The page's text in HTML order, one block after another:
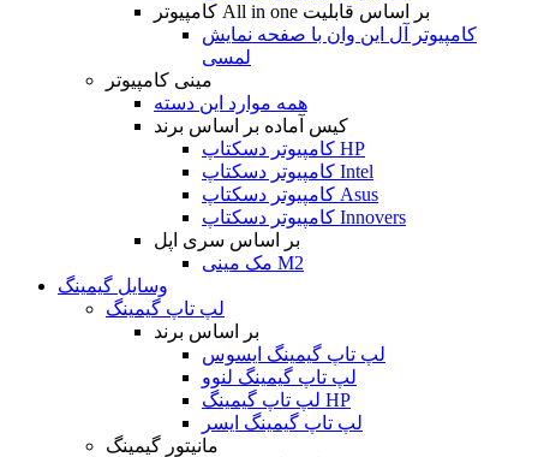
کامپیوتر All in one بر اساس قابلیت
کامپیوتر آل این وان با صفحه نمایش
لمسی
مینی کامپیوتر
همه موارد این دسته
کیس آماده بر اساس برند
کامپیوتر دسکتاپ HP
کامپیوتر دسکتاپ Intel
کامپیوتر دسکتاپ Asus
کامپیوتر دسکتاپ Innovers
بر اساس سری اپل
مک مینی M2
وسایل گیمینگ
لپ تاپ گیمینگ
بر اساس برند
لپ تاپ گیمینگ ایسوس
لپ تاپ گیمینگ لنوو
لپ تاپ گیمینگ HP
لپ تاپ گیمینگ ایسر
مانیتور گیمینگ